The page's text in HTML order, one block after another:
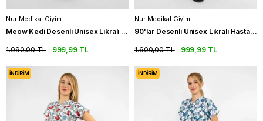
Nur Medikal Giyim
Meow Kedi Desenli Unisex Likralı Hastane Üniforması Hemşire Scrubs
999,99 TL
1.090,00 TL
Nur Medikal Giyim
90'lar Desenli Unisex Likralı Hastane Üniforması Hemşire Scrubs
999,99 TL
1.600,00 TL
İNDIRIM İNDIRIM